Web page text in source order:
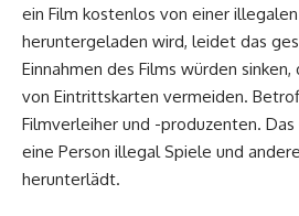
ein Film kostenlos von einer
heruntergeladen wird, leidet das
Einnahmen des Films würden
von Eintrittskarten vermeiden.
Filmverleiher und -produzenten.
eine Person illegal Spiele und
herunterlädt.